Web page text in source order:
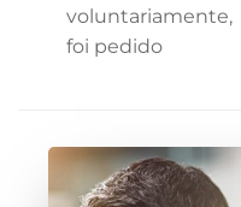
foi pedido